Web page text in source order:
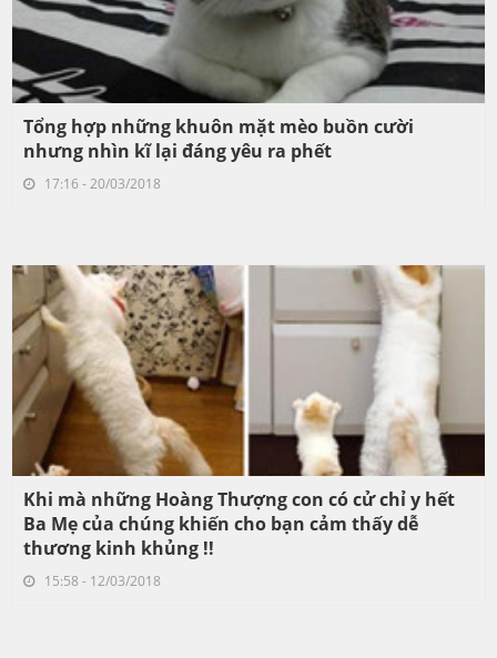
Tổng hợp những khuôn mặt mèo buồn cười
nhưng nhìn kĩ lại đáng yêu ra phết
17:16 - 20/03/2018
Khi mà những Hoàng Thượng con có cử chỉ y hết
Ba Mẹ của chúng khiến cho bạn cảm thấy dễ
thương kinh khủng !!
15:58 - 12/03/2018